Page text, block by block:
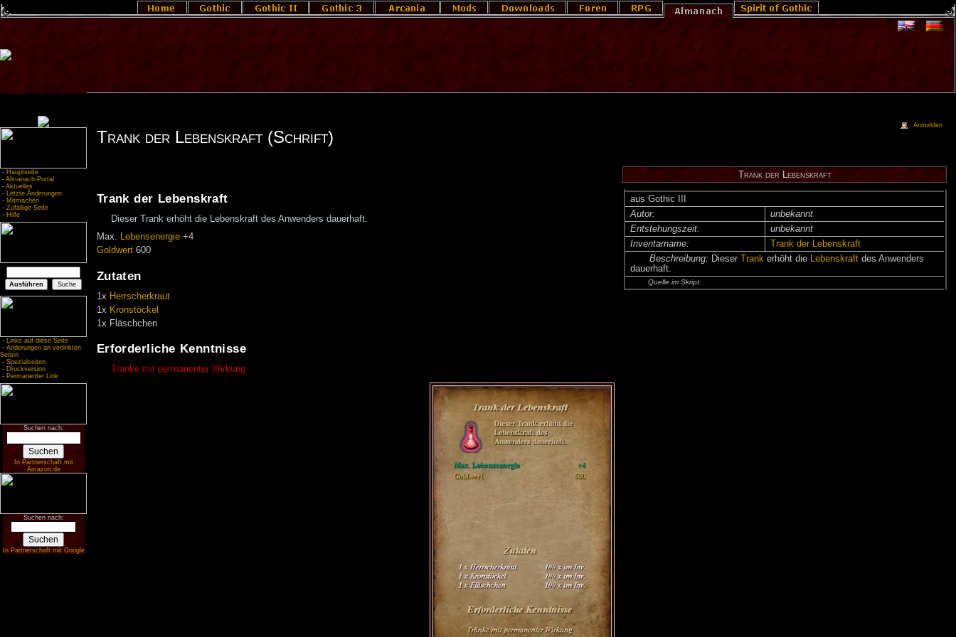
- Hauptseite
- Almanach-Portal
- Aktuelles
- Letzte Änderungen
- Mitmachen
- Zufällige Seite
- Hilfe
- Links auf diese Seite
- Änderungen an verlinkten
Seiten
- Spezialseiten
- Druckversion
- Permanenter Link
Suchen nach:
In Partnerschaft mit
Amazon.de
Suchen nach:
In Partnerschaft mit Google
Trank der Lebenskraft (Schrift)
Trank der Lebenskraft
aus Gothic III
Autor:
unbekannt
Entsteh­ungs­zeit:
unbekannt
Inventar­name:
Trank der Lebenskraft
Beschreibung: Dieser Trankerhöht die Lebenskraftdes Anwenders
dauerhaft.
Quelle im Skript:
Trank der Lebenskraft
Dieser Trank erhöht die Lebenskraft des Anwenders dauerhaft.
Max. Lebensenergie+4
Goldwert600
Zutaten
1x Herrscherkraut
1x Kronstöckel
1x Fläschchen
Erforderliche Kenntnisse
Tränke mit permanenter Wirkung
Anmelden